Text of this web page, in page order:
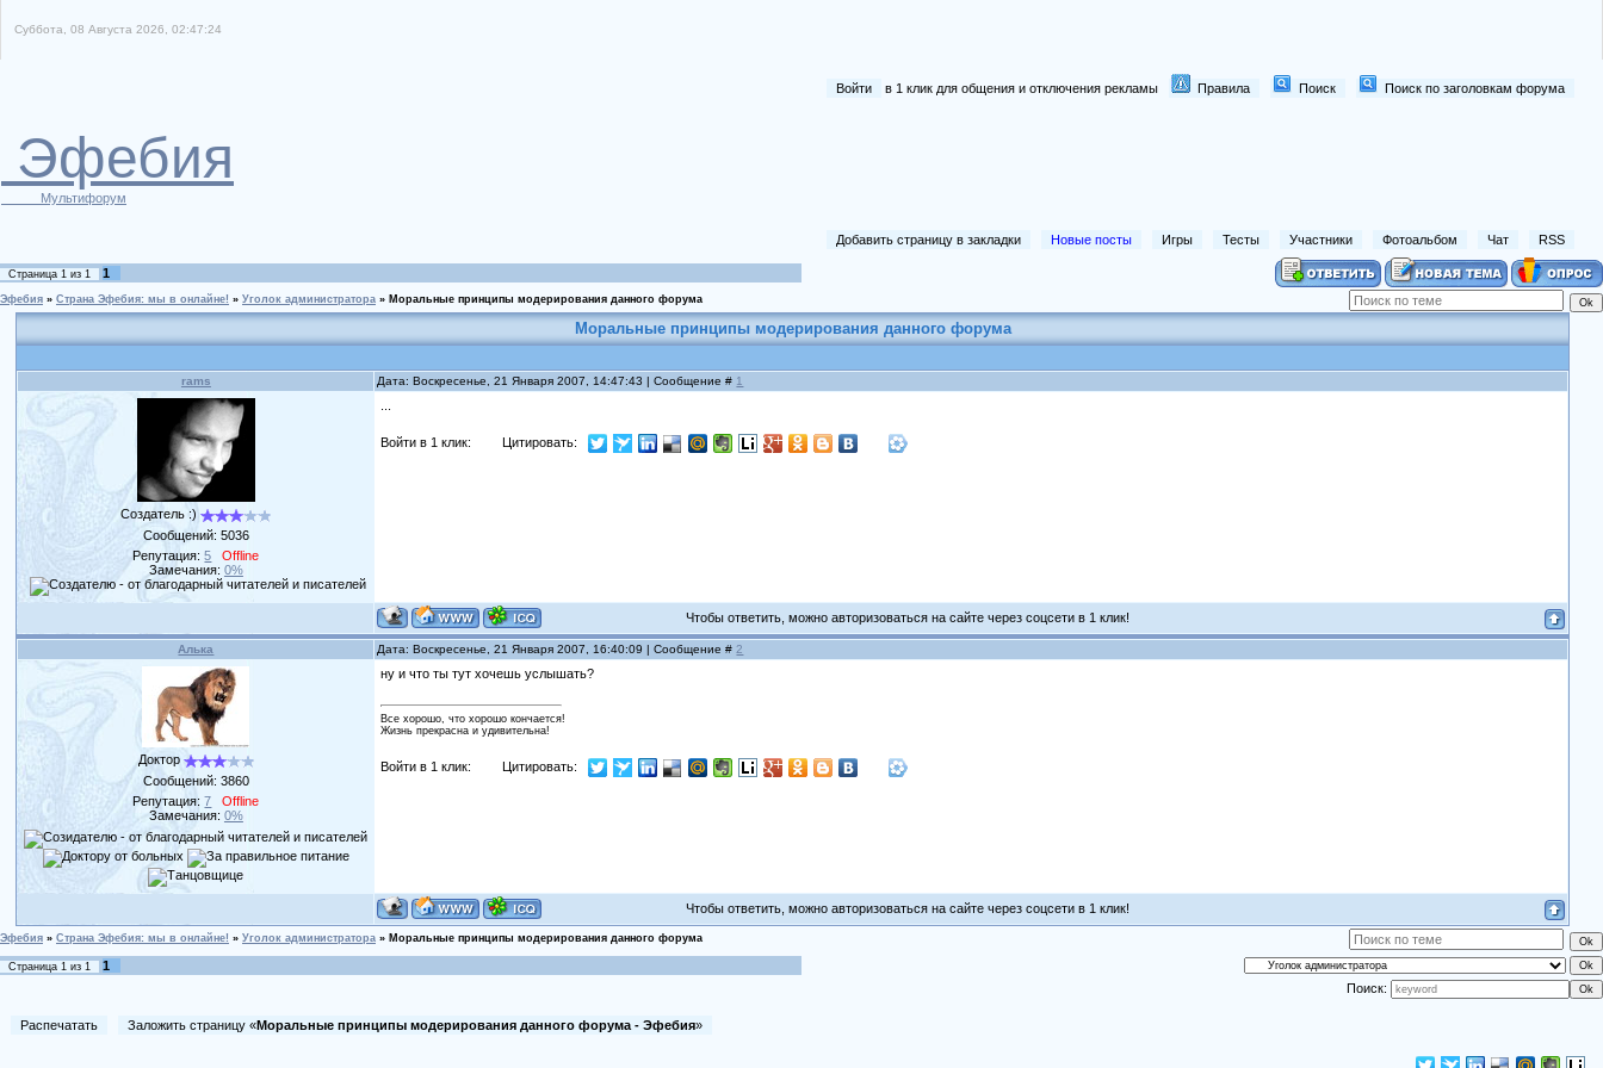
Суббота, 08 Августа 2026, 02:47:24
Войти в 1 клик для общения и отключения рекламы Правила Поиск Поиск по заголовкам форума
Эфебия
Мультифорум
Добавить страницу в закладки Новые посты Игры Тесты Участники Фотоальбом Чат RSS
Страница 1 из 1 1
Эфебия » Страна Эфебия: мы в онлайне! » Уголок администратора » Моральные принципы модерирования данного форума
Моральные принципы модерирования данного форума
rams Дата: Воскресенье, 21 Января 2007, 14:47:43 | Сообщение # 1
Создатель :)
Сообщений: 5036
Репутация:5
Offline
Замечания: 0%
Войти в 1 клик: Цитировать:
Чтобы ответить, можно авторизоваться на сайте через соцсети в 1 клик!
Алька Дата: Воскресенье, 21 Января 2007, 16:40:09 | Сообщение # 2
Доктор
Сообщений: 3860
Репутация:7
Offline
Замечания: 0%
ну и что ты тут хочешь услышать?
Все хорошо, что хорошо кончается!
Жизнь прекрасна и удивительна!
Войти в 1 клик: Цитировать:
Чтобы ответить, можно авторизоваться на сайте через соцсети в 1 клик!
Эфебия » Страна Эфебия: мы в онлайне! » Уголок администратора » Моральные принципы модерирования данного форума
Страница 1 из 1
1
Поиск:
Распечатать Заложить страницу «Моральные принципы модерирования данного форума - Эфебия»